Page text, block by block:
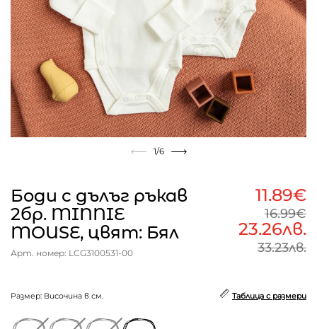
1/6
Боди с дълъг ръкав
2бр. MINNIE
MOUSE, цвят: Бял
Арт. номер: LCG3100531-00
11.89€
16.99€
23.26лв.
33.23лв.
Размер: Височина в см. Таблица с размери